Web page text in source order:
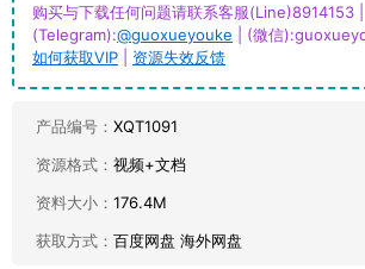
购买与下载任何问题请联系客服(Line)8914153 |
(Telegram):@guoxueyouke | (微信
如何获取VIP
资源失效反馈
产品编号： XQT1091
资源格式： 视频+文档
资料大小： 176.4M
获取方式： 百度网盘 海外网盘